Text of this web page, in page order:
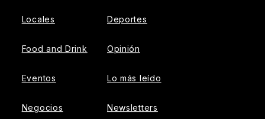
Locales
Food and Drink
Eventos
Negocios
Deportes
Opinión
Lo más leído
Newsletters